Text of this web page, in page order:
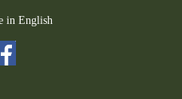
in English